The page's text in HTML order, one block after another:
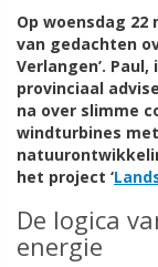
Op woensdag
van gedachten
Verlangen’.
provinciaal
na over slimme
windturbines
het project ‘
De logica
energie